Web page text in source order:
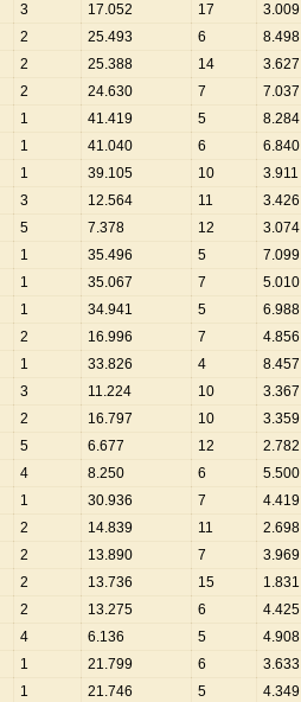
3 17.052 17 3.009
2 25.493 6 8.498
2 25.388 14 3.627
2 24.630 7 7.037
1 41.419 5 8.284
1 41.040 6 6.840
1 39.105 10 3.911
3 12.564 11 3.426
5 7.378 12 3.074
1 35.496 5 7.099
1 35.067 7 5.010
1 34.941 5 6.988
2 16.996 7 4.856
1 33.826 4 8.457
3 11.224 10 3.367
2 16.797 10 3.359
5 6.677 12 2.782
4 8.250 6 5.500
1 30.936 7 4.419
2 14.839 11 2.698
2 13.890 7 3.969
2 13.736 15 1.831
2 13.275 6 4.425
4 6.136 5 4.908
1 21.799 6 3.633
1 21.746 5 4.349